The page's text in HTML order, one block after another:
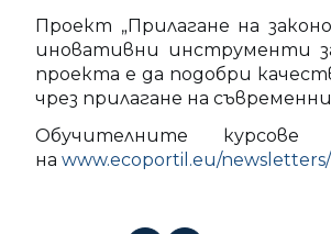
Проект „Прилагане на
иновативни инструменти
проекта е да подобри
чрез прилагане на
Обучителните
на www.ecoportil.eu/newsletters/